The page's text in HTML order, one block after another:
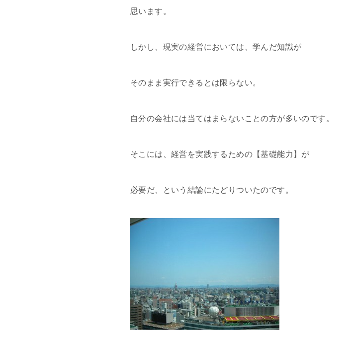
思います。
しかし、現実の経営においては、学んだ知識が
そのまま実行できるとは限らない。
自分の会社には当てはまらないことの方が多いのです。
そこには、経営を実践するための【基礎能力】が
必要だ、という結論にたどりついたのです。